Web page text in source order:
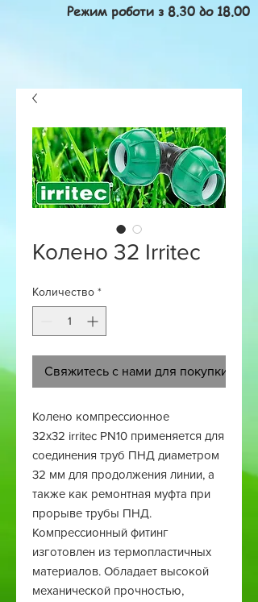
Режим роботи з 8.30 до 18.00
Колено 32 Irritec
Количество *
Свяжитесь с нами для покупки
Колено компрессионное
32х32 irritec PN10 применяется для
соединения труб ПНД диаметром
32 мм для продолжения линии, а
также как ремонтная муфта при
прорыве трубы ПНД.
Компрессионный фитинг
изготовлен из термопластичных
материалов. Обладает высокой
механической прочностью,